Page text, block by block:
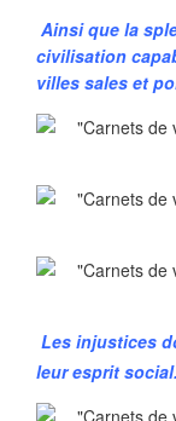
Ainsi que la
civilisation
villes sales et
Les injustices
leur esprit